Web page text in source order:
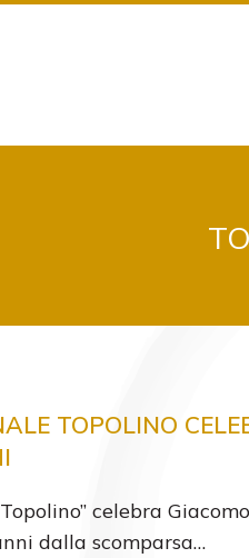
TOPOLINO
celebra
dalla scomparsa…